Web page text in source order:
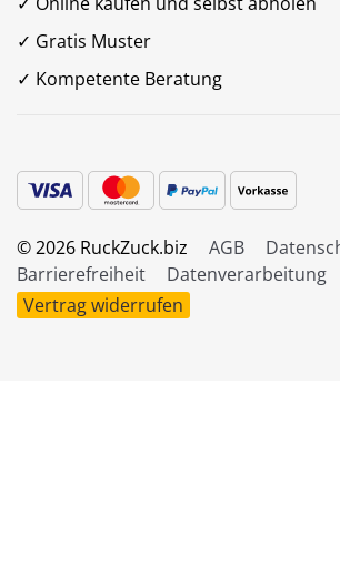
✓ Gratis Muster
✓ Kompetente Beratung
© 2026 RuckZuck.biz AGB
Barrierefreiheit
Datenverarbeitung
Vertrag widerrufen